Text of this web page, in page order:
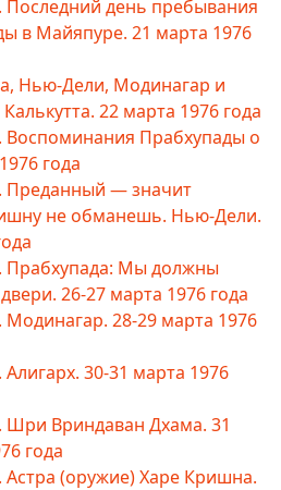
Последний день пребывания
в Майяпуре. 21 марта 1976
Нью-Дели, Модинагар и
22 марта 1976 года
Воспоминания Прабхупады о
года
Преданный — значит
не обманешь. Нью-Дели.
Прабхупада: Мы должны
26-27 марта 1976 года
Модинагар. 28-29 марта 1976
Алигарх. 30-31 марта 1976
Шри Вриндаван Дхама. 31
года
Астра (оружие) Харе Кришна.